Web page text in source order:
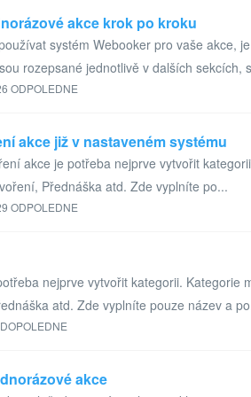
akce krok po kroku
systém Webooker pro vaše akce,
rozepsané jednotlivě v dalších sekcích,
ODPOLEDNE
akce již v nastaveném systému
akce je potřeba nejprve vytvořit
Přednáška atd. Zde vyplníte po...
ODPOLEDNE
nejprve vytvořit kategorii. Kategorie
atd. Zde vyplníte pouze název a
akce